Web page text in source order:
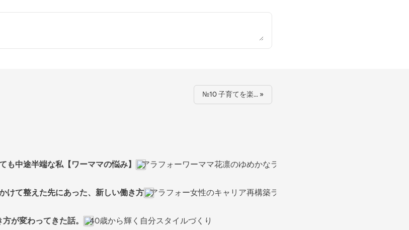
№10 子育てを楽… »
も中途半端な私【ワーママの悩み】 アラフォーワーママ花凛のゆめかなラジオ
けて整えた先にあった、新しい働き方 アラフォー女性のキャリア再構築ラジオ🎙️ ｜4時起き🌸ばりぃ
が変わってきた話。 40歳から輝く自分スタイルづくり